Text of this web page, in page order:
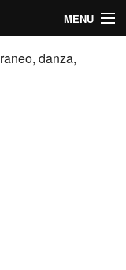
MENU
danza,